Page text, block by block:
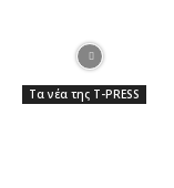
Τα νέα της T-PRESS